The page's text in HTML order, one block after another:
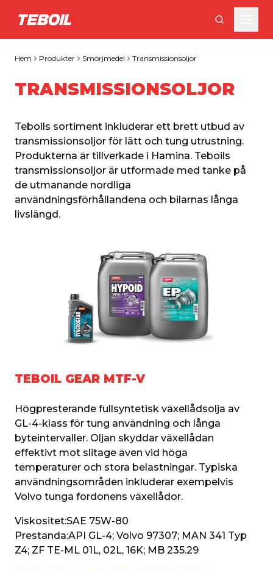
Gå till huvudinnehållet
Hem Produkter Smörjmedel Transmissionsoljor
TRANSMISSIONSOLJOR
Teboils sortiment inkluderar ett brett utbud av
transmissionsoljor för lätt och tung utrustning.
Produkterna är tillverkade i Hamina. Teboils
transmissionsoljor är utformade med tanke på
de utmanande nordliga
användningsförhållandena och bilarnas långa
livslängd.
TEBOIL GEAR MTF-V
Högpresterande fullsyntetisk växellådsolja av
GL-4-klass för tung användning och långa
byteintervaller. Oljan skyddar växellådan
effektivt mot slitage även vid höga
temperaturer och stora belastningar. Typiska
användningsområden inkluderar exempelvis
Volvo tunga fordonens växellådor.
Viskositet:SAE 75W-80
Prestanda:API GL-4; Volvo 97307; MAN 341 Typ
Z4; ZF TE-ML 01L, 02L, 16K; MB 235.29